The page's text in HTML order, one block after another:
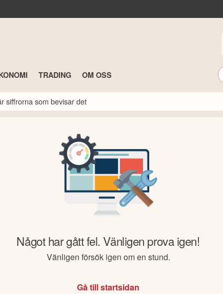
TRADING OM OSS
siffrorna som bevisar det
Något har gått fel. Vänligen prova igen!
Vänligen försök igen om en stund.
Gå till startsidan